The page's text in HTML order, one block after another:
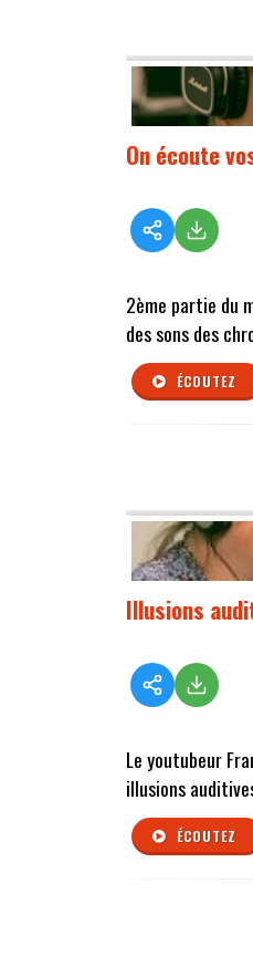
On écoute
2ème partie du
des sons des
ÉCOUTEZ
Illusions
Le youtubeur
illusions
ÉCOUTEZ